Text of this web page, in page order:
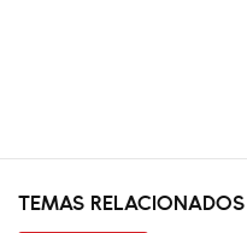
TEMAS RELACIONADOS